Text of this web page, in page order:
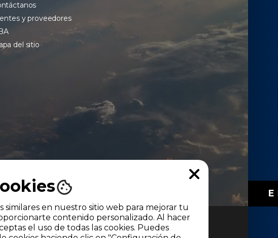
y proveedores
del sitio
similares en nuestro sitio web para mejorar tu
contenido personalizado. Al hacer
el uso de todas las cookies. Puedes